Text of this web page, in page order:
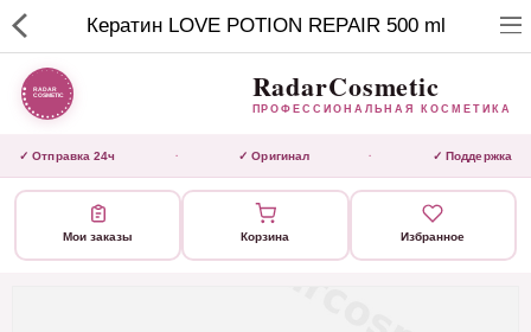
RadarCosmetic
КОСМЕТИКА
✕
Активаторы
Ботокс
Кератин LOVE POTION REPAIR 500 ml
RadarCosmetic
ПРОФЕССИОНАЛЬНАЯ КОСМЕТИКА
✓ Отправка 24ч · ✓ Оригинал · ✓ Поддержка
Мои заказы Корзина Избранное